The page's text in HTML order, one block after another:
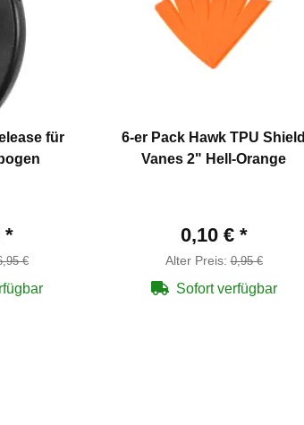
für
*
€
6-er Pack Hawk TPU Shield
Vanes 2" Hell-Orange
0,10 € *
Alter Preis:0,95 €
Sofort verfügbar